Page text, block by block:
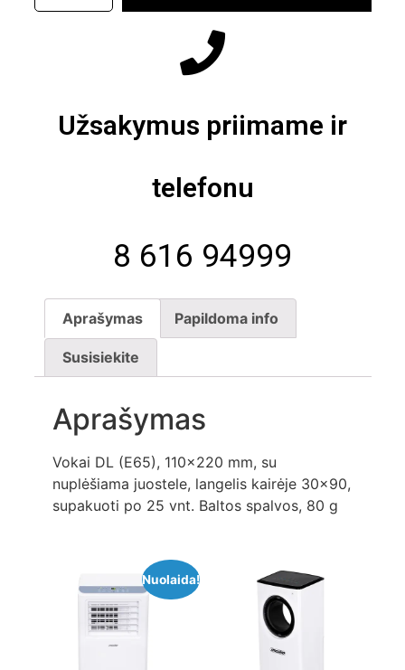
Užsakymus priimame ir
telefonu
8 616 94999
Aprašymas Papildoma info
Susisiekite
Aprašymas
Vokai DL (E65), 110×220 mm, su
nuplėšiama juostele, langelis kairėje 30×90,
supakuoti po 25 vnt. Baltos spalvos, 80 g
Nuolaida!